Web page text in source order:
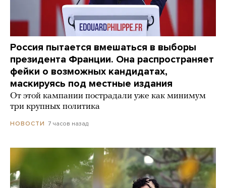
Россия пытается вмешаться в выборы
президента Франции. Она распространяет
фейки о возможных кандидатах,
маскируясь под местные издания
От этой кампании пострадали уже как минимум
три крупных политика
НОВОСТИ 7 часов назад